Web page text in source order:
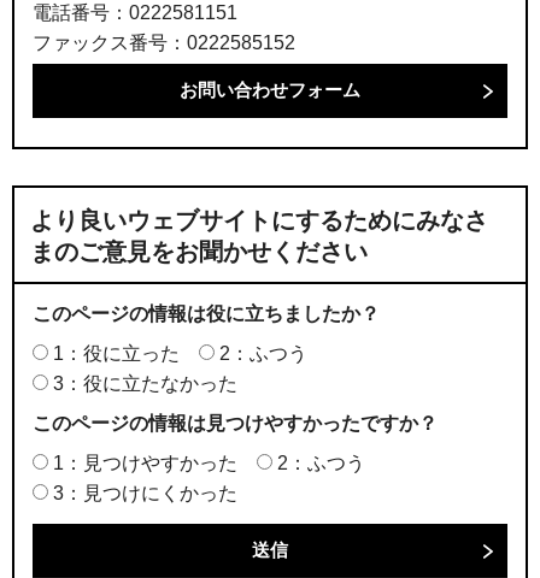
電話番号：0222581151
ファックス番号：0222585152
より良いウェブサイトにするためにみなさ
まのご意見をお聞かせください
このページの情報は役に立ちましたか？
1：役に立った
2：ふつう
3：役に立たなかった
このページの情報は見つけやすかったですか？
1：見つけやすかった
2：ふつう
3：見つけにくかった